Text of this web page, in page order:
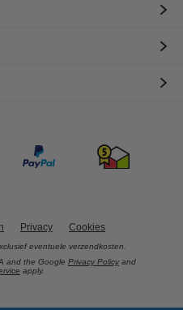
Privacy Cookies
eventuele verzendkosten.
and the Google Privacy Policy and
apply.